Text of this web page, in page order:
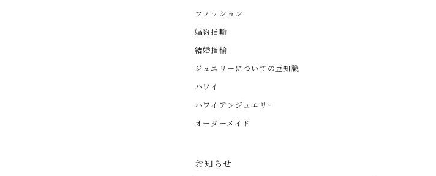
ファッション
婚約指輪
結婚指輪
ジュエリーについての豆知識
ハワイ
ハワイアンジュエリー
オーダーメイド
お知らせ